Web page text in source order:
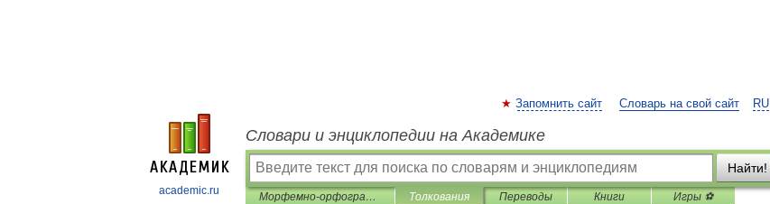
academic.ru
RU
Запомнить сайт Словарь на свой сайт
Словари и энциклопедии на Академике
Найти!
Морфемно-орфографический словарь Толкования Переводы Книги Игры ⚽